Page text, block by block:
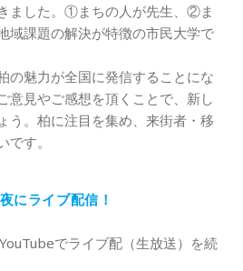
ました。①まちの人が先生、②ま
域課題の解決が特徴の市民大学で
の魅力が全国に発信することにな
意見やご感想を頂くことで、新し
う。柏に注目を集め、来街者・移
す。
にライブ配信！
でライブ配（生放送）を続